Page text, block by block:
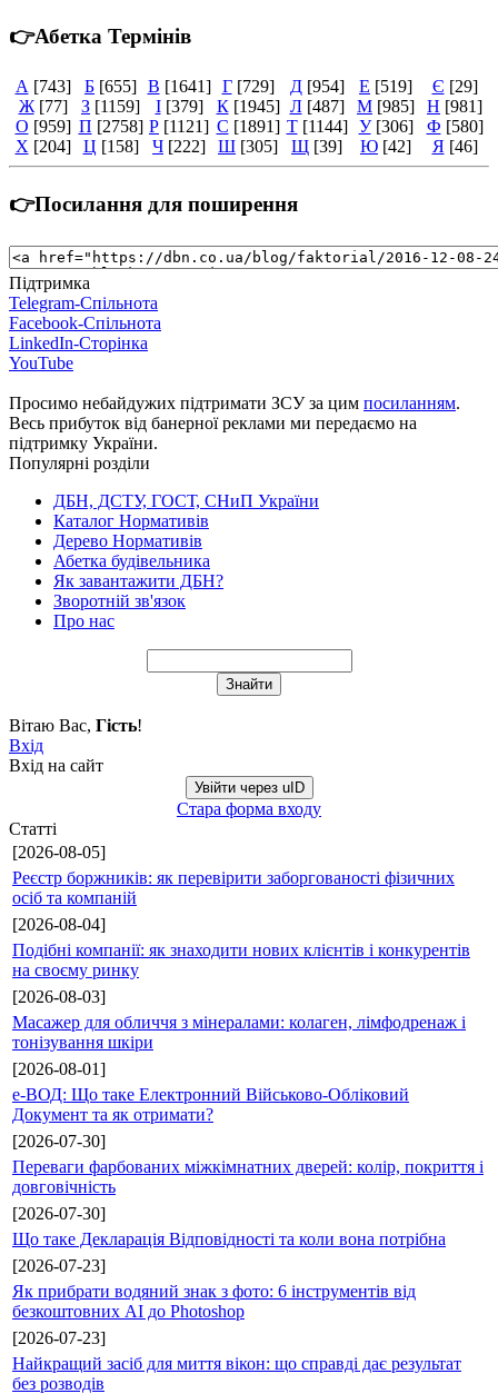
👉Абетка Термінів
А [743] Б [655] В [1641] Г [729] Д [954] Е [519] Є [29]
Ж [77] З [1159] І [379] К [1945] Л [487] М [985] Н [981]
О [959] П [2758] Р [1121] С [1891] Т [1144] У [306] Ф [580]
Х [204] Ц [158] Ч [222] Ш [305] Щ [39] Ю [42] Я [46]
👉Посилання для поширення
Підтримка
Telegram-Спільнота
Facebook-Спільнота
LinkedIn-Сторінка
YouTube
Просимо небайдужих підтримати ЗСУ за цим посиланням.
Весь прибуток від банерної реклами ми передаємо на
підтримку України.
Популярні розділи
ДБН, ДСТУ, ГОСТ, СНиП України
Каталог Нормативів
Дерево Нормативів
Абетка будівельника
Як завантажити ДБН?
Зворотній зв'язок
Про нас
Вітаю Вас, Гість!
Вхід
Вхід на сайт
Увійти через uID
Стара форма входу
Статті
[2026-08-05]
Реєстр боржників: як перевірити заборгованості фізичних
осіб та компаній
[2026-08-04]
Подібні компанії: як знаходити нових клієнтів і конкурентів
на своєму ринку
[2026-08-03]
Масажер для обличчя з мінералами: колаген, лімфодренаж і
тонізування шкіри
[2026-08-01]
е-ВОД: Що таке Електронний Військово-Обліковий
Документ та як отримати?
[2026-07-30]
Переваги фарбованих міжкімнатних дверей: колір, покриття і
довговічність
[2026-07-30]
Що таке Декларація Відповідності та коли вона потрібна
[2026-07-23]
Як прибрати водяний знак з фото: 6 інструментів від
безкоштовних AI до Photoshop
[2026-07-23]
Найкращий засіб для миття вікон: що справді дає результат
без розводів